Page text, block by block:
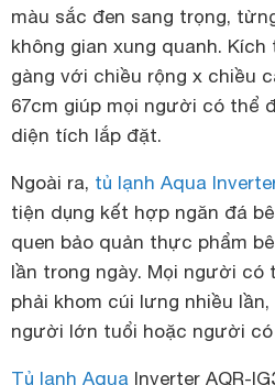
màu sắc đen sang trọng,
không gian xung quanh.
gàng với chiều rộng x chiều
67cm giúp mọi người có thể
diện tích lắp đặt.
Ngoài ra, tủ lạnh Aqua
tiện dụng kết hợp ngăn đá
quen bảo quản thực phẩm
lần trong ngày. Mọi người
phải khom cúi lưng nhiều
người lớn tuổi hoặc người
Tủ lạnh Aqua Inverter AQR-